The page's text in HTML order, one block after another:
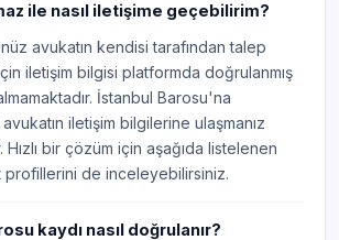
ile nasıl iletişime geçebilirim?
avukatın kendisi tarafından talep
iletişim bilgisi platformda doğrulanmış
İstanbul Barosu'na
iletişim bilgilerine ulaşmanız
Hızlı bir çözüm için aşağıda listelenen
profillerini de inceleyebilirsiniz.
kaydı nasıl doğrulanır?